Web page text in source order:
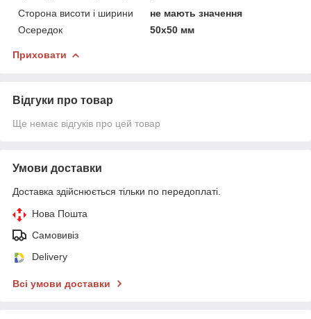
Сторона висоти і ширини
не мають значення
Осередок
50х50 мм
Приховати
Відгуки про товар
Ще немає відгуків про цей товар
Умови доставки
Доставка здійснюється тільки по передоплаті.
Нова Пошта
Самовивіз
Delivery
Всі умови доставки